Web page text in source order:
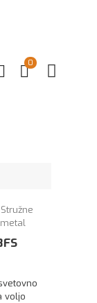
0
Stružne
voljo